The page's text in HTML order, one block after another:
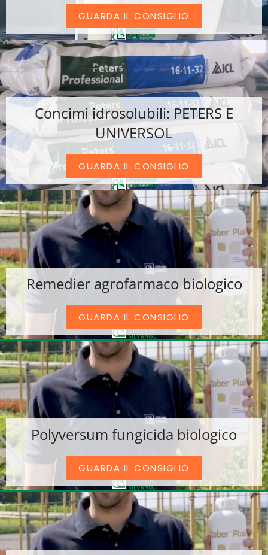
GUARDA IL CONSIGLIO
Concimi idrosolubili: PETERS E
UNIVERSOL
GUARDA IL CONSIGLIO
Remedier agrofarmaco biologico
GUARDA IL CONSIGLIO
Polyversum fungicida biologico
GUARDA IL CONSIGLIO